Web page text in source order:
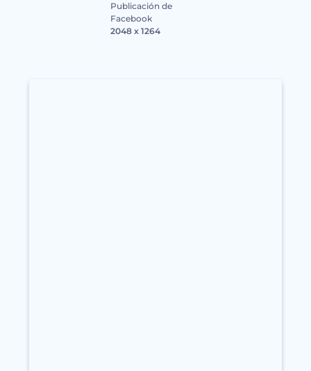
Publicación de
Facebook
2048 x 1264